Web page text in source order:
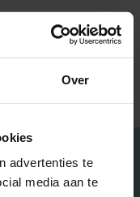
Over
advertenties te
media aan te
items